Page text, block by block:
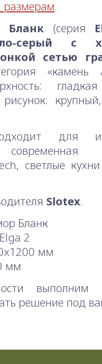
.
Бланк(серия
серый с
сетью
«камень
для
светлые
Slotex.
Бланк
Elga 2
мм
мм
выполним
решение под